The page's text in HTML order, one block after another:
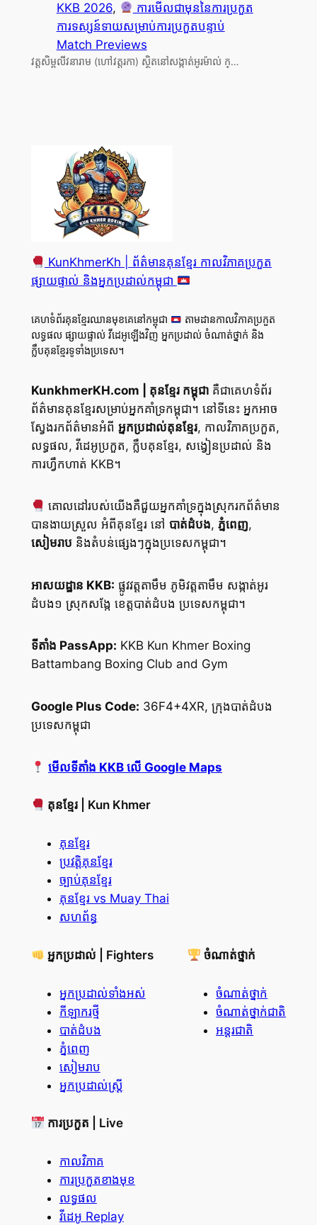
KKB 2026,
ការមើលជាមុននៃការប្រកួត
ការទស្សន៍ទាយសម្រាប់ការប្រកួតបន្ទាប់
Match Previews
វត្តសិម្ពលីវនារាម (ហៅវត្តរកា) ស្ថិតនៅសង្កាត់អូរម៉ាល់ ក្…
KunKhmerKh | ព័ត៌មានគុនខ្មែរ កាលវិភាគប្រកួត
ផ្សាយផ្ទាល់ និងអ្នកប្រដាល់កម្ពុជា
គេហទំព័រគុនខ្មែរឈានមុខគេនៅកម្ពុជា
តាមដានកាលវិភាគប្រកួត
លទ្ធផល ផ្សាយផ្ទាល់ វីដេអូឡើងវិញ អ្នកប្រដាល់ ចំណាត់ថ្នាក់ និង
ក្លឹបគុនខ្មែរទូទាំងប្រទេស។
KunkhmerKH.com | គុនខ្មែរ កម្ពុជាគឺជាគេហទំព័រ
ព័ត៌មានគុនខ្មែរសម្រាប់អ្នកគាំទ្រកម្ពុជា។ នៅទីនេះ អ្នកអាច
ស្វែងរកព័ត៌មានអំពី អ្នកប្រដាល់គុនខ្មែរ, កាលវិភាគប្រកួត,
លទ្ធផល, វីដេអូប្រកួត, ក្លឹបគុនខ្មែរ, សង្វៀនប្រដាល់ និង
ការហ្វឹកហាត់ KKB។
គោលដៅរបស់យើងគឺជួយអ្នកគាំទ្រក្នុងស្រុករកព័ត៌មាន
បានងាយស្រួល អំពីគុនខ្មែរ នៅ បាត់ដំបង, ភ្នំពេញ,
សៀមរាបនិងតំបន់ផ្សេងៗក្នុងប្រទេសកម្ពុជា។
អាសយដ្ឋាន KKB: ផ្លូវវត្តតាមឹម ភូមិវត្តតាមឹម សង្កាត់អូរ
ដំបង១ ស្រុកសង្កែ ខេត្តបាត់ដំបង ប្រទេសកម្ពុជា។
ទីតាំង PassApp: KKB Kun Khmer Boxing
Battambang Boxing Club and Gym
Google Plus Code: 36F4+4XR, ក្រុងបាត់ដំបង
ប្រទេសកម្ពុជា
មើលទីតាំង KKB លើ Google Maps
គុនខ្មែរ | Kun Khmer
គុនខ្មែរ
ប្រវត្តិគុនខ្មែរ
ច្បាប់គុនខ្មែរ
គុនខ្មែរ vs Muay Thai
សហព័ន្ធ
អ្នកប្រដាល់ | Fighters
អ្នកប្រដាល់ទាំងអស់
កីឡាករថ្មី
បាត់ដំបង
ភ្នំពេញ
សៀមរាប
អ្នកប្រដាល់ស្ត្រី
ចំណាត់ថ្នាក់
ចំណាត់ថ្នាក់
ចំណាត់ថ្នាក់ជាតិ
អន្តរជាតិ
ការប្រកួត | Live
កាលវិភាគ
ការប្រកួតខាងមុខ
លទ្ធផល
វីដេអូ Replay